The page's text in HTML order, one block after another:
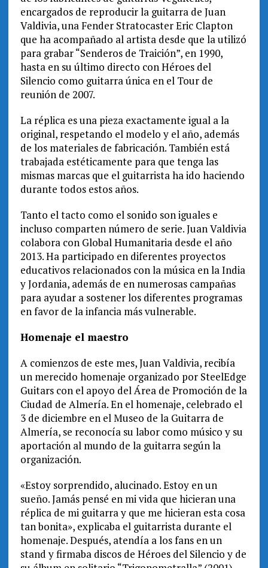
encargados de reproducir la guitarra de Juan
Valdivia, una Fender Stratocaster Eric Clapton
que ha acompañado al artista desde que la utilizó
para grabar “Senderos de Traición”, en 1990,
hasta en su último directo con Héroes del
Silencio como guitarra única en el Tour de
reunión de 2007.
La réplica es una pieza exactamente igual a la
original, respetando el modelo y el año, además
de los materiales de fabricación. También está
trabajada estéticamente para que tenga las
mismas marcas que el guitarrista ha ido haciendo
durante todos estos años.
Tanto el tacto como el sonido son iguales e
incluso comparten número de serie. Juan Valdivia
colabora con Global Humanitaria desde el año
2013. Ha participado en diferentes proyectos
educativos relacionados con la música en la India
y Jordania, además de en numerosas campañas
para ayudar a sostener los diferentes programas
en favor de la infancia más vulnerable.
Homenaje el maestro
A comienzos de este mes, Juan Valdivia, recibía
un merecido homenaje organizado por SteelEdge
Guitars con el apoyo del Área de Promoción de la
Ciudad de Almería. En el homenaje, celebrado el
3 de diciembre en el Museo de la Guitarra de
Almería, se reconocía su labor como músico y su
aportación al mundo de la guitarra según la
organización.
«Estoy sorprendido, alucinado. Estoy en un
sueño. Jamás pensé en mi vida que hicieran una
réplica de mi guitarra y que me hicieran esta cosa
tan bonita», explicaba el guitarrista durante el
homenaje. Después, atendía a los fans en un
stand y firmaba discos de Héroes del Silencio y de